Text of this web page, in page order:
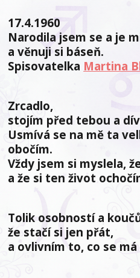
17.4.1960
Narodila jsem se a je
a věnuji si báseň.
Spisovatelka Martina
Zrcadlo,
stojím před tebou a
Usmívá se na mě ta
obočím.
Vždy jsem si myslela,
a že si ten život
Tolik osobností a
že stačí si jen přát,
a ovlivním to, co se